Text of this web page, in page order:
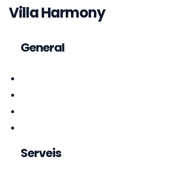
Villa Harmony
General
Serveis